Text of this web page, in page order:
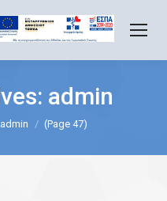
admin
(Page 47)